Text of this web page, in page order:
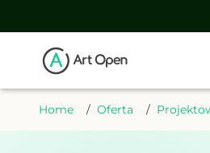
Home / Oferta /